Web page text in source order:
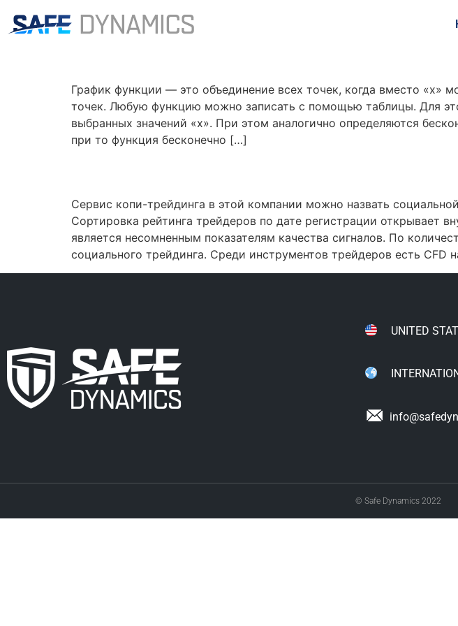
Category:
График функции — это объединение всех точек, когда вместо «x»
точек. Любую функцию можно записать с помощью таблицы. Для
выбранных значений «x». При этом аналогично определяются
при то функция бесконечно […]
Сервис копи-трейдинга в этой компании можно назвать
Сортировка рейтинга трейдеров по дате регистрации открывает
является несомненным показателям качества сигналов. По
социального трейдинга. Среди инструментов трейдеров есть CFD
UNITED
© Safe Dynamics 2022